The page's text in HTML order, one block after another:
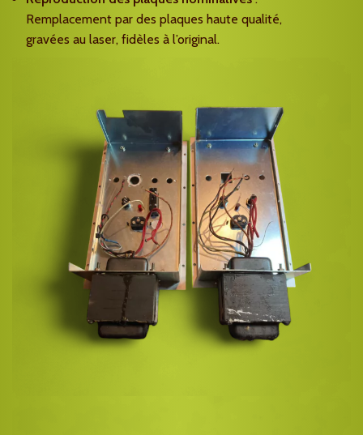
Remplacement par des plaques haute qualité,
gravées au laser, fidèles à l’original.